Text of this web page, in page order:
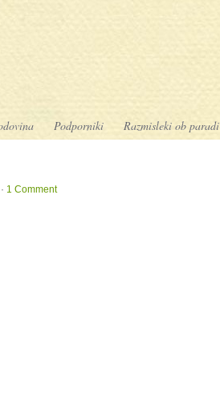
Podporniki Razmisleki ob paradi
1 Comment